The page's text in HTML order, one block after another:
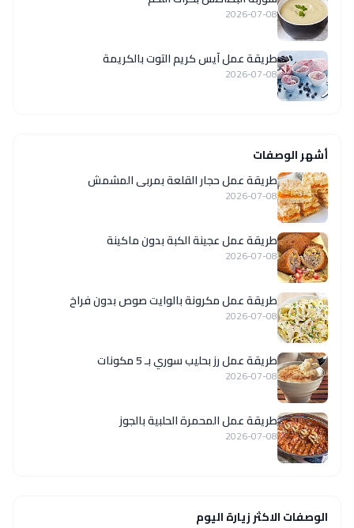
2026-07-08
طريقة عمل آيس كريم التوت بالكريمة
2026-07-08
أشهر الوصفات
طريقة عمل حجار القلعة بمربى المشمش
2026-07-08
طريقة عمل عجينة الكبة بدون ماكينة
2026-07-08
طريقة عمل مكرونة بالوايت صوص بدون فراخ
2026-07-08
طريقة عمل رز بحليب سوري بـ 5 مكونات
2026-07-08
طريقة عمل المحمرة الحلبية بالجوز
2026-07-08
الوصفات الاكثر زيارة اليوم